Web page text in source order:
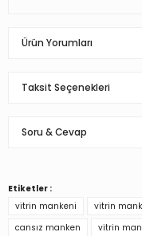
Ürün Yorumları
Taksit Seçenekleri
Soru & Cevap
Etiketler :
vitrin mankeni
vitrin
cansız manken
vitrin